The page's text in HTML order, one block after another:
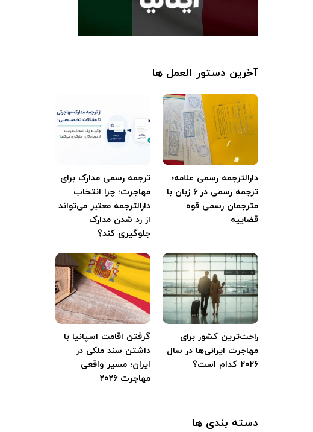
آخرین دستور العمل ها
دارالترجمه رسمی علامه؛
ترجمه رسمی در ۶ زبان با
مترجمان رسمی قوه
قضاییه
ترجمه رسمی مدارک برای
مهاجرت؛ چرا انتخاب
دارالترجمه معتبر می‌تواند
از رد شدن مدارک
جلوگیری کند؟
راحت‌ترین کشور برای
مهاجرت ایرانی‌ها در سال
۲۰۲۶ کدام است؟
گرفتن اقامت اسپانیا با
داشتن سند ملکی در
ایران؛ مسیر واقعی
مهاجرت ۲۰۲۶
دسته بندی ها